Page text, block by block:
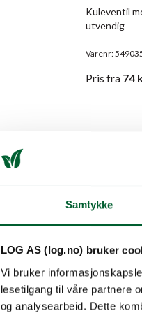
Samtykke
LOG AS (log.no) bruker
Vi bruker
lesetilgang til våre partnere
og analysearbeid. Dette
Varenr:
Kuleventil
utvendig
Pris fra 74